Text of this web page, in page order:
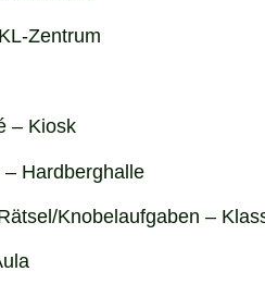
Zentrum
– Kiosk
– Hardberghalle
Knobelaufgaben –